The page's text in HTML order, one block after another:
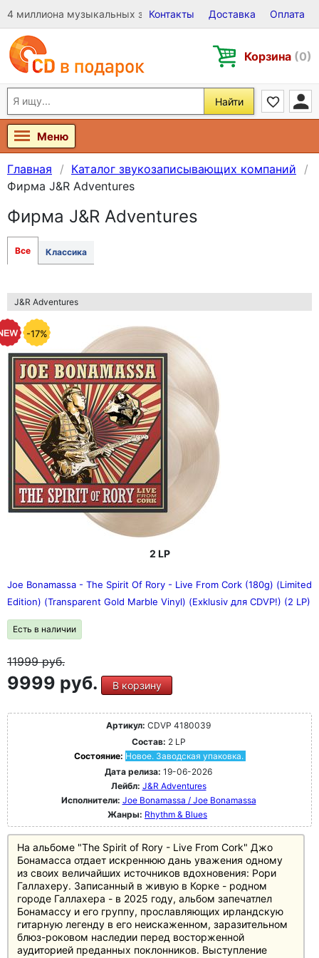
4 миллиона музыкальных записей на Виниле, CD и DVD
Контакты Доставка Оплата
Корзина (0)
Найти
Меню
Главная
Каталог звукозаписывающих компаний
Фирма J&R Adventures
Фирма J&R Adventures
Все Классика
J&R Adventures
-17%
2 LP
Joe Bonamassa - The Spirit Of Rory - Live From Cork (180g) (Limited
Edition) (Transparent Gold Marble Vinyl) (Exklusiv для CDVP!) (2 LP)
Есть в наличии
11999руб.
9999 руб. В корзину
Артикул: CDVP 4180039
Состав: 2 LP
Состояние: Новое. Заводская упаковка.
Дата релиза: 19-06-2026
Лейбл: J&R Adventures
Исполнители: Joe Bonamassa / Joe Bonamassa
Жанры: Rhythm & Blues
На альбоме "The Spirit of Rory - Live From Cork" Джо
Бонамасса отдает искреннюю дань уважения одному
из своих величайших источников вдохновения: Рори
Галлахеру. Записанный в живую в Корке - родном
городе Галлахера - в 2025 году, альбом запечатлел
Бонамассу и его группу, прославляющих ирландскую
гитарную легенду в его неискаженном, заразительном
блюз-роковом наследии перед восторженной
аудиторией преданных поклонников. Выступление